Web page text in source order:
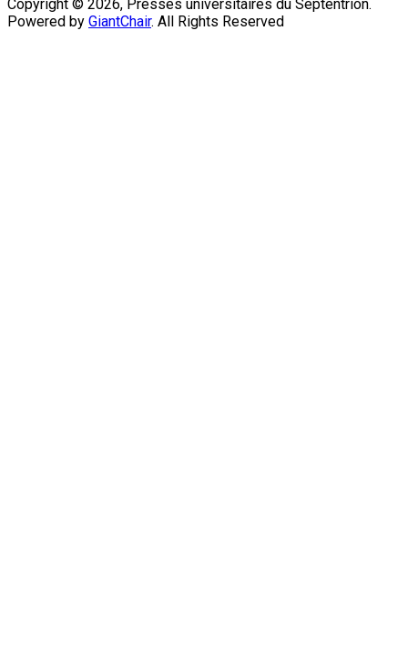
Copyright © 2026, Presses universitaires du Septentrion.
Powered by GiantChair. All Rights Reserved